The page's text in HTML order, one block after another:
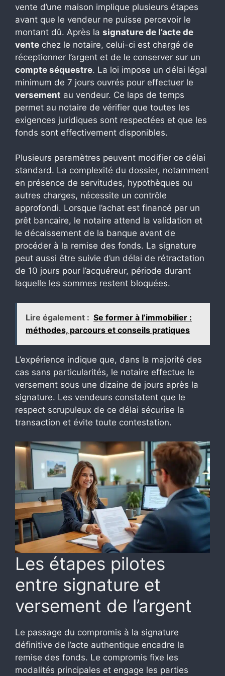
vente d’une maison implique plusieurs étapes
avant que le vendeur ne puisse percevoir le
montant dû. Après la signature de l’acte de
vente chez le notaire, celui-ci est chargé de
réceptionner l’argent et de le conserver sur un
compte séquestre. La loi impose un délai légal
minimum de 7 jours ouvrés pour effectuer le
versement au vendeur. Ce laps de temps
permet au notaire de vérifier que toutes les
exigences juridiques sont respectées et que les
fonds sont effectivement disponibles.
Plusieurs paramètres peuvent modifier ce délai
standard. La complexité du dossier, notamment
en présence de servitudes, hypothèques ou
autres charges, nécessite un contrôle
approfondi. Lorsque l’achat est financé par un
prêt bancaire, le notaire attend la validation et
le décaissement de la banque avant de
procéder à la remise des fonds. La signature
peut aussi être suivie d’un délai de rétractation
de 10 jours pour l’acquéreur, période durant
laquelle les sommes restent bloquées.
Lire également : Se former à l’immobilier :
méthodes, parcours et conseils pratiques
L’expérience indique que, dans la majorité des
cas sans particularités, le notaire effectue le
versement sous une dizaine de jours après la
signature. Les vendeurs constatent que le
respect scrupuleux de ce délai sécurise la
transaction et évite toute contestation.
Les étapes pilotes
entre signature et
versement de l’argent
Le passage du compromis à la signature
définitive de l’acte authentique encadre la
remise des fonds. Le compromis fixe les
modalités principales et engage les parties